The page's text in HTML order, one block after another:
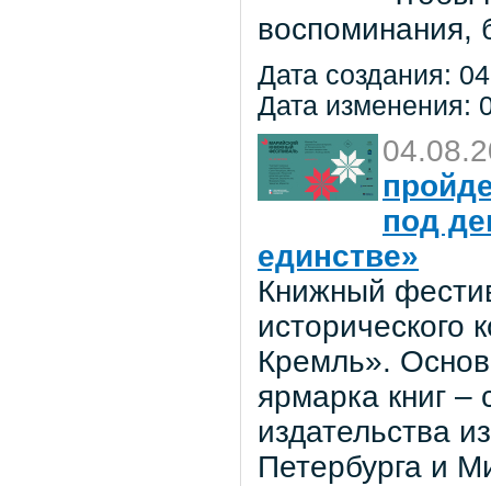
воспоминания,
Дата создания:
Дата изменения:
под
единстве»
Книжный
исторического
Кремль».
ярмарка книг –
издательства
Петербурга и